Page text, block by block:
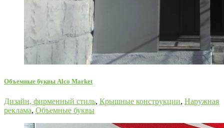
Объемные буквы Alco Market
Дизайн, фирменный стиль, Крышные конструкции, Наружная
реклама, Объемные буквы